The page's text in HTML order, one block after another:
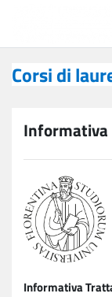
Corsi di
Informativa